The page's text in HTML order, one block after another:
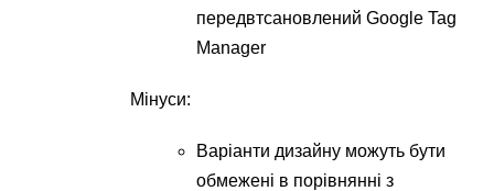
передвтсановлений Google Tag
Manager
Мінуси:
Варіанти дизайну можуть бути
обмежені в порівнянні з